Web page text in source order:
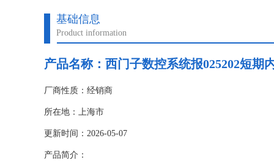
基础信息
Product information
产品名称： 西门子数控系统报025202短期
厂商性质：经销商
所在地：上海市
更新时间：2026-05-07
产品简介：